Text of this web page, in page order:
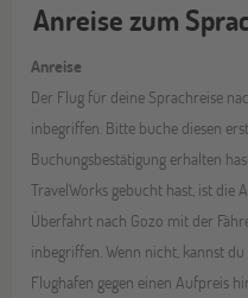
Anreise zum
Anreise
Der Flug für deine Sprachreise
inbegriffen. Bitte buche diesen
Buchungsbestätigung erhalten
TravelWorks gebucht hast, ist die
Überfahrt nach Gozo mit der
inbegriffen. Wenn nicht, kannst
Flughafen gegen einen Aufpreis